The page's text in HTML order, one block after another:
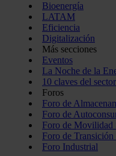
Bioenergía
LATAM
Eficiencia
Digitalización
Más secciones
Eventos
La Noche de la
10 claves del
Foros
Foro de
Foro de
Foro de Movilidad
Foro de Transición
Foro Industrial